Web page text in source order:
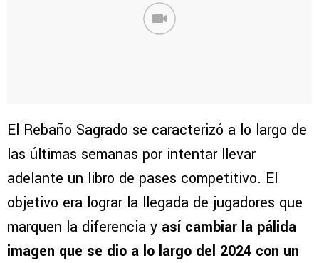
El Rebaño Sagrado se caracterizó a lo largo de
las últimas semanas por intentar llevar
adelante un libro de pases competitivo. El
objetivo era lograr la llegada de jugadores que
marquen la diferencia y así cambiar la pálida
imagen que se dio a lo largo del 2024 con un